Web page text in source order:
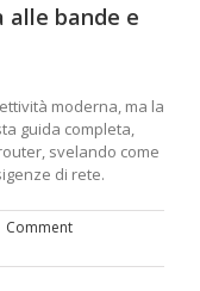
alle bande e
moderna, ma la
guida completa,
svelando come
di rete.
Comment